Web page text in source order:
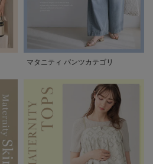
マタニティ パンツカテゴリ